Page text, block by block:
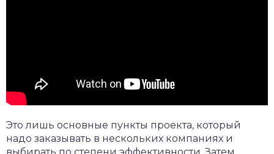
Это лишь основные пункты проекта, который
надо заказывать в нескольких компаниях и